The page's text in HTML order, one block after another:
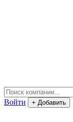
Войти + Добавить